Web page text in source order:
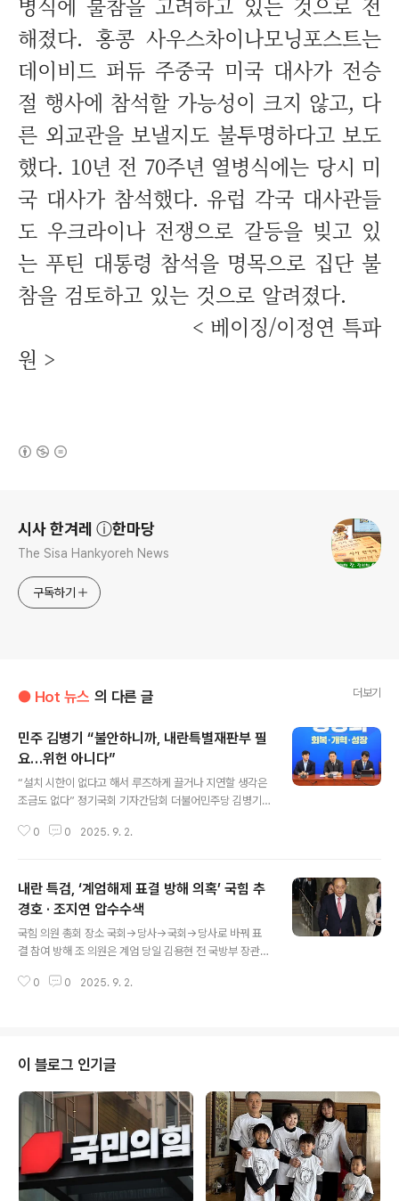
해졌다. 홍콩 사우스차이나모닝포스트는
데이비드 퍼듀 주중국 미국 대사가 전승
절 행사에 참석할 가능성이 크지 않고, 다
른 외교관을 보낼지도 불투명하다고 보도
했다. 10년 전 70주년 열병식에는 당시 미
국 대사가 참석했다. 유럽 각국 대사관들
도 우크라이나 전쟁으로 갈등을 빚고 있
는 푸틴 대통령 참석을 명목으로 집단 불
참을 검토하고 있는 것으로 알려졌다.
< 베이징/이정연 특파
원 >
시사 한겨레 ⓘ한마당
The Sisa Hankyoreh News
구독하기
● Hot 뉴스 의 다른 글 더보기
민주 김병기 “불안하니까, 내란특별재판부 필
요…위헌 아니다”
“설치 시한이 없다고 해서 루즈하게 끌거나 지연할 생각은
조금도 없다” 정기국회 기자간담회 더불어민주당 김병기
025 정기국회 기자간담회에서 발언하고 있다. 연합 김병
고 생각한다”며 “저희는 위헌이 아니라고 판단하고 있
다”고 말했다. 김 원내대표는 이날 국회에서 열린 정기국회
기자간담회에서 ‘내란 특별재판부 설치 여부와 관련한 의
견’을 묻는 질문에 이렇게 답했다. 그는 “내란 특별재판부
위헌을 이야기하는데, 하나의 의견이고 그렇지 않다는 의
견도 있다”며 “저희는 위헌이 아니라고 판단하고 있다”고
0 0 2025. 9. 2.
내란 특검, ‘계엄해제 표결 방해 의혹’ 국힘 추
경호 · 조지연 압수수색
국힘 의원 총회 장소 국회→당사→국회→당사로 바꿔 표
결 참여 방해 조 의원은 계엄 당일 김용현 전 국방부 장관과
월 7일 오전 서울 여의도 국회에서 열린 의원총회에 참석
했다. 박지영 특검보는 2일 오전 브리핑을 열고 “오늘 오전
에 비상계엄 해제 의결 방해 관련 추 의원 주거지, 지역구
사무실을 압수수색 진행 중”이라고 밝혔다. 아울러 특검팀
은 이날 비상계엄 당일 김용현 당시 국방부 장관과 통화한
조지연 의원의 국회 사무실도 압수수색 중이다. 이날 특검
팀의 압수수색 대상에는 추 ..
0 0 2025. 9. 2.
이 블로그 인기글